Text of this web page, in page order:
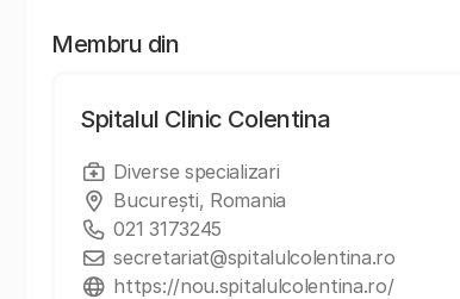
Membru din
Spitalul Clinic Colentina
Diverse specializari
București, Romania
021 3173245
secretariat@spitalulcolentina.ro
https://nou.spitalulcolentina.ro/